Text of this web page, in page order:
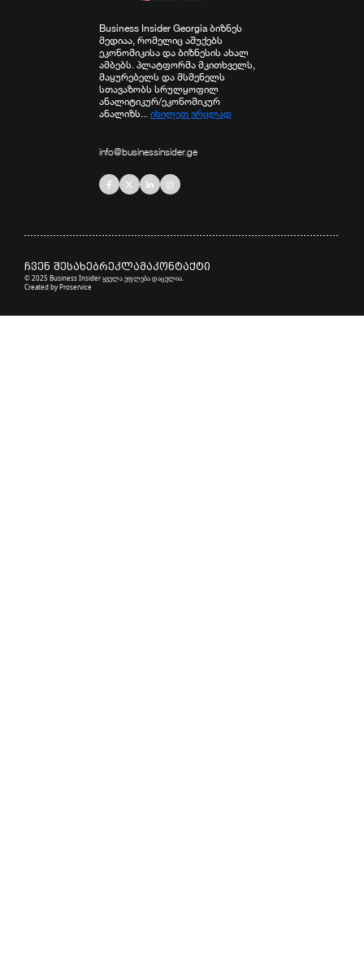
Business Insider Georgia ბიზნეს
მედიაა, რომელიც აშუქებს
ეკონომიკისა და ბიზნესის ახალ
ამბებს. პლატფორმა მკითხველს,
მაყურებელს და მსმენელს
სთავაზობს სრულყოფილ
ანალიტიკურ/ეკონომიკურ
ანალიზს... იხილეთ ვრცლად
info@businessinsider.ge
ჩვენ შესახებრეკლამაკონტაქტი
© 2025 Business Insider ყველა უფლება დაცულია.
Created byProservice